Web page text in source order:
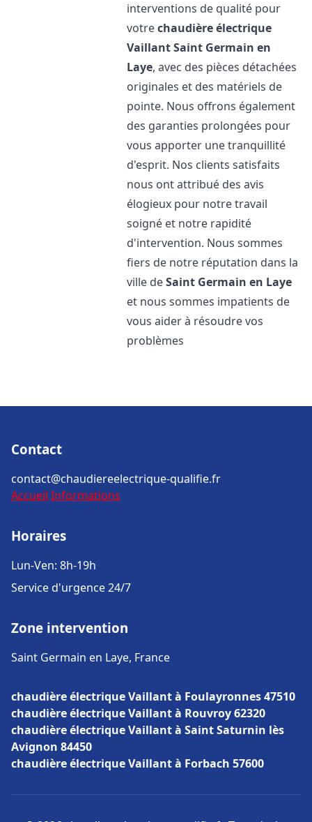
interventions de qualité pour
votrechaudière électrique
VaillantSaint Germain en
Laye, avec des pièces détachées
originales et des matériels de
pointe. Nous offrons également
des garanties prolongées pour
vous apporter une tranquillité
d'esprit. Nos clients satisfaits
nous ont attribué des avis
élogieux pour notre travail
soigné et notre rapidité
d'intervention. Nous sommes
fiers de notre réputation dans la
ville deSaint Germain en Laye
et nous sommes impatients de
vous aider à résoudre vos
problèmes
Contact
contact@chaudiereelectrique-qualifie.fr
Accueil Informations
Horaires
Lun-Ven: 8h-19h
Service d'urgence 24/7
Zone intervention
Saint Germain en Laye, France
chaudière électrique Vaillant à Foulayronnes 47510
chaudière électrique Vaillant à Rouvroy 62320
chaudière électrique Vaillant à Saint Saturnin lès
Avignon 84450
chaudière électrique Vaillant à Forbach 57600